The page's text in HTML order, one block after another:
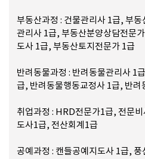
부동산과정 : 건물관리사 1급, 부
관리사 1급, 부동산분양상담전문
도사 1급, 부동산토지전문가 1급
반려동물과정 : 반려동물관리사 1
급, 반려동물행동교정사 1급, 반려
취업과정 : HRD전문가1급, 전문
도사1급, 전산회계1급
공예과정 : 캔들공예지도사 1급,